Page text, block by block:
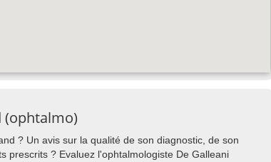
(ophtalmo)
? Un avis sur la qualité de son diagnostic, de son
prescrits ? Evaluez l'ophtalmologiste De Galleani